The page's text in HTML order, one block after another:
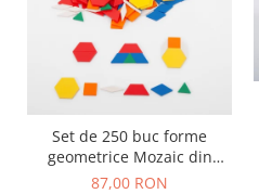
Set de 250 buc forme
geometrice Mozaic din
plastic
87,00 RON